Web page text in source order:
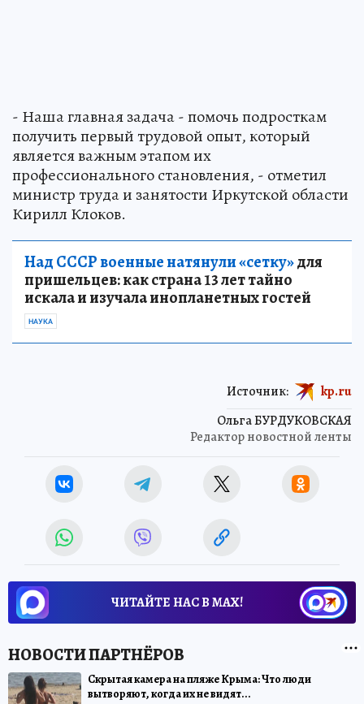
- Наша главная задача - помочь подросткам
получить первый трудовой опыт, который
является важным этапом их
профессионального становления, - отметил
министр труда и занятости Иркутской области
Кирилл Клоков.
Над СССР военные натянули «сетку»для
пришельцев: как страна 13 лет тайно
искала и изучала инопланетных гостей
НАУКА
Ольга БУРДУКОВСКАЯ
Редактор новостной ленты
Источник: kp.ru
ЧИТАЙТЕ НАС В МАХ!
Скрытая камера на пляже Крыма: Что люди
вытворяют, когда их не видят...